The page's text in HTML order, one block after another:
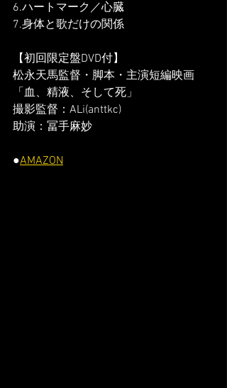
6.ハートマーク／心臓
7.身体と歌だけの関係
【初回限定盤DVD付】
松永天馬監督・脚本・主演短編映画
「血、精液、そして死」
撮影監督：ALi(anttkc)
助演：冨手麻妙
●AMAZON